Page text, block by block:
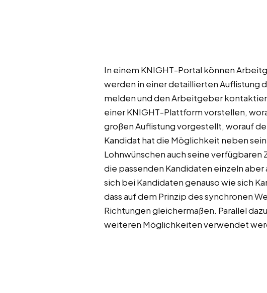
In einem KNIGHT-Portal können
werden in einer detaillierten Auflistung
melden und den Arbeitgeber
einer KNIGHT-Plattform vorstellen,
großen Auflistung vorgestellt, worauf
Kandidat hat die Möglichkeit neben
Lohnwünschen auch seine
die passenden Kandidaten einzeln
sich bei Kandidaten genauso wie sich
dass auf dem Prinzip des synchronen
Richtungen gleichermaßen. Parallel
weiteren Möglichkeiten verwendet